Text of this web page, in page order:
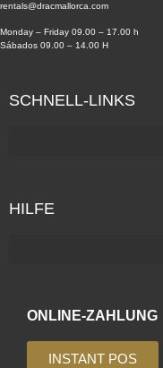
rentals@dracmallorca.com
Monday – Friday 09.00 – 17.00 h
Sábados 09.00 – 14.00 H
SCHNELL-LINKS
HILFE
ONLINE-ZAHLUNG
INSTANT POS